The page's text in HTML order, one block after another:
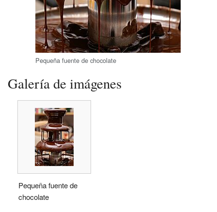
Pequeña fuente de chocolate
Galería de imágenes
Pequeña fuente de
chocolate